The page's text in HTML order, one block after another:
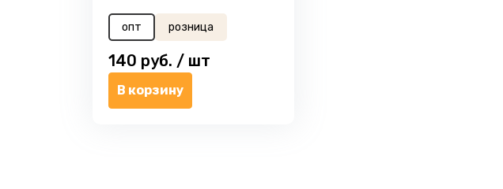
опт розница
140 руб. / шт
В корзину